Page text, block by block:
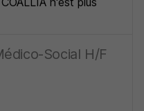
Social H/F